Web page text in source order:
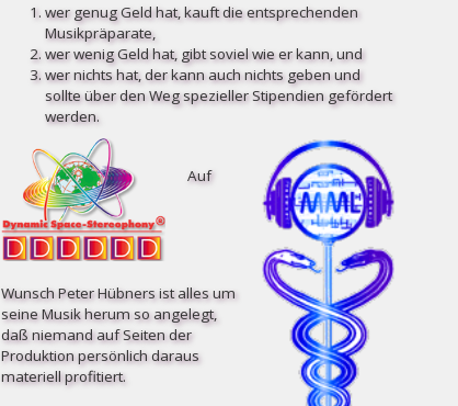
wer genug Geld hat, kauft die entsprechenden
Musikpräparate,
wer wenig Geld hat, gibt soviel wie er kann, und
wer nichts hat, der kann auch nichts geben und
sollte über den Weg spezieller Stipendien gefördert
werden.
Auf
Wunsch Peter Hübners ist alles um
seine Musik herum so angelegt,
daß niemand auf Seiten der
Produktion persönlich daraus
materiell profitiert.